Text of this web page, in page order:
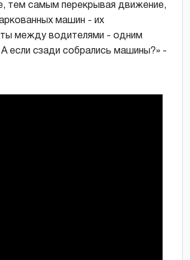
тем самым перекрывая движение,
машин - их
между водителями - одним
если сзади собрались машины?» -